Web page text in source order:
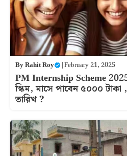
ByRahit Roy |February 21, 2025
PM Internship Scheme
স্কিম, মাসে পাবেন ৫০০০
তারিখ ?